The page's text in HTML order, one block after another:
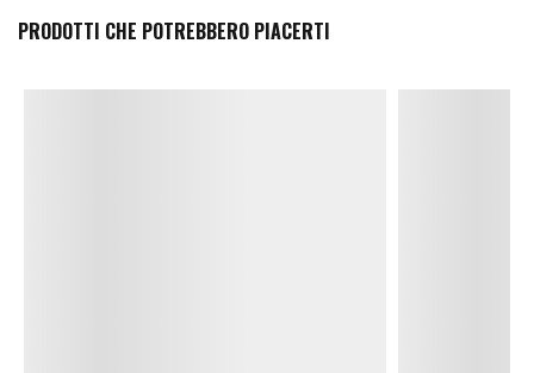
PRODOTTI CHE POTREBBERO PIACERTI